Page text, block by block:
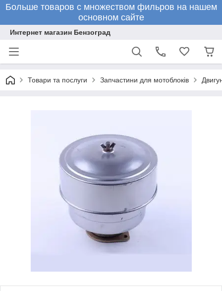
Больше товаров с множеством фильров на нашем
основном сайте
Интернет магазин Бензоград
Товари та послуги Запчастини для мотоблоків